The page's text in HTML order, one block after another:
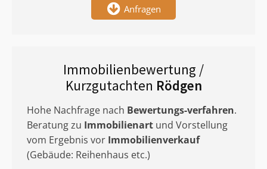
Anfragen
Immobilienbewertung /
Kurzgutachten Rödgen
Hohe Nachfrage nach Bewertungs-verfahren.
Beratung zu Immobilienart und Vorstellung
vom Ergebnis vor Immobilienverkauf
(Gebäude: Reihenhaus etc.)